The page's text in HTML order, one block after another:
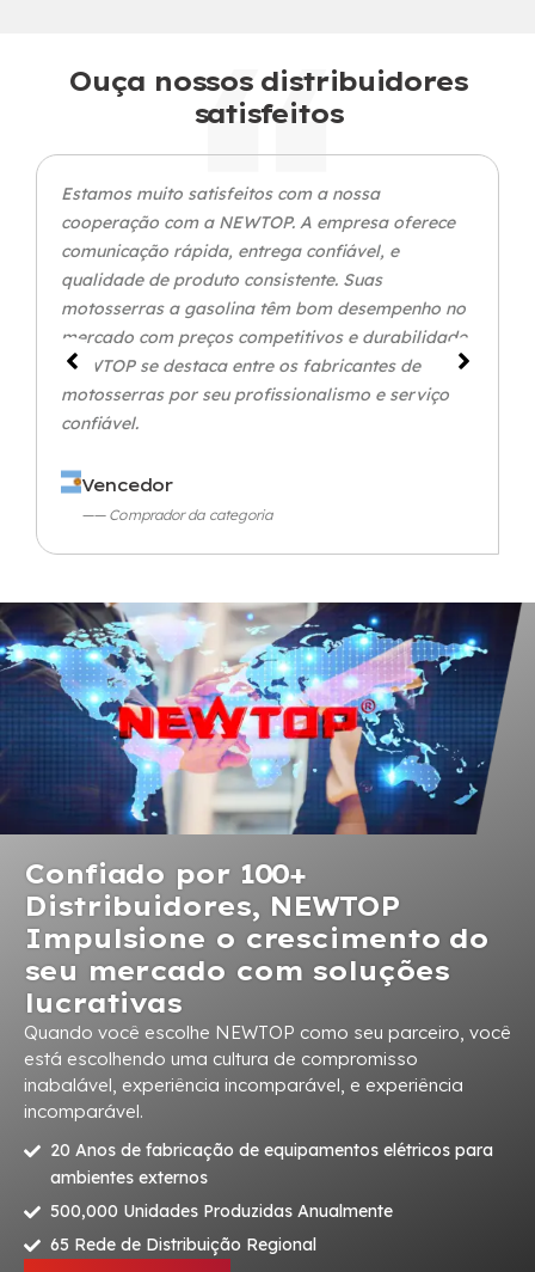
Ouça nossos distribuidores
satisfeitos
Estamos muito satisfeitos com a nossa
cooperação com a NEWTOP. A empresa oferece
comunicação rápida, entrega confiável, e
qualidade de produto consistente. Suas
motosserras a gasolina têm bom desempenho no
mercado com preços competitivos e durabilidade.
NEWTOP se destaca entre os fabricantes de
motosserras por seu profissionalismo e serviço
confiável.
Vencedor
—— Comprador da categoria
Confiado por 100+
Distribuidores, NEWTOP
Impulsione o crescimento do
seu mercado com soluções
lucrativas
Quando você escolhe NEWTOP como seu parceiro, você
está escolhendo uma cultura de compromisso
inabalável, experiência incomparável, e experiência
incomparável.
20 Anos de fabricação de equipamentos elétricos para
ambientes externos
500,000 Unidades Produzidas Anualmente
65 Rede de Distribuição Regional